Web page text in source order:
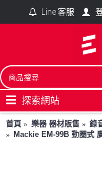
Line 客服
探索網站
首頁 樂器 器材販售 錄
Mackie EM-99B 動圈式